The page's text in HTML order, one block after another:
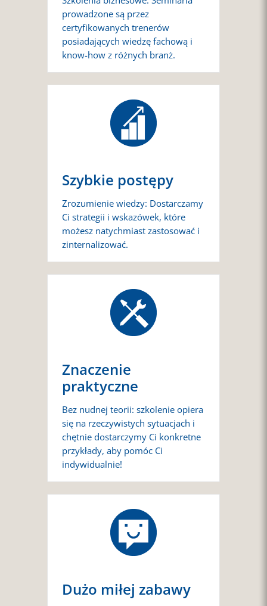
prowadzone są przez
certyfikowanych trenerów
posiadających wiedzę fachową i
know-how z różnych branż.
Szybkie postępy
Zrozumienie wiedzy: Dostarczamy
Ci strategii i wskazówek, które
możesz natychmiast zastosować i
zinternalizować.
Znaczenie
praktyczne
Bez nudnej teorii: szkolenie opiera
się na rzeczywistych sytuacjach i
chętnie dostarczymy Ci konkretne
przykłady, aby pomóc Ci
indywidualnie!
Dużo miłej zabawy